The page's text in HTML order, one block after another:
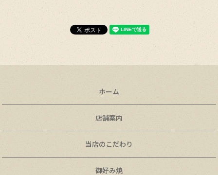
ホーム
店舗案内
当店のこだわり
御好み焼